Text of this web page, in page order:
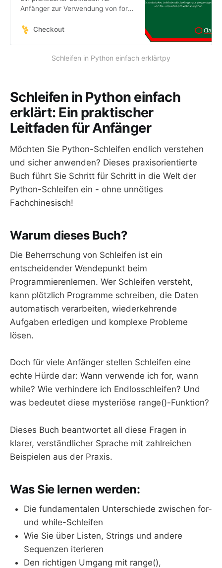
Anfänger zur Verwendung von for-
Checkout
Schleifen in Python einfach erklärtpy
Schleifen in Python einfach
erklärt: Ein praktischer
Leitfaden für Anfänger
Möchten Sie Python-Schleifen endlich verstehen
und sicher anwenden? Dieses praxisorientierte
Buch führt Sie Schritt für Schritt in die Welt der
Python-Schleifen ein - ohne unnötiges
Fachchinesisch!
Warum dieses Buch?
Die Beherrschung von Schleifen ist ein
entscheidender Wendepunkt beim
Programmierenlernen. Wer Schleifen versteht,
kann plötzlich Programme schreiben, die Daten
automatisch verarbeiten, wiederkehrende
Aufgaben erledigen und komplexe Probleme
lösen.
Doch für viele Anfänger stellen Schleifen eine
echte Hürde dar: Wann verwende ich for, wann
while? Wie verhindere ich Endlosschleifen? Und
was bedeutet diese mysteriöse range()-Funktion?
Dieses Buch beantwortet all diese Fragen in
klarer, verständlicher Sprache mit zahlreichen
Beispielen aus der Praxis.
Was Sie lernen werden:
Die fundamentalen Unterschiede zwischen for-
und while-Schleifen
Wie Sie über Listen, Strings und andere
Sequenzen iterieren
Den richtigen Umgang mit range(),